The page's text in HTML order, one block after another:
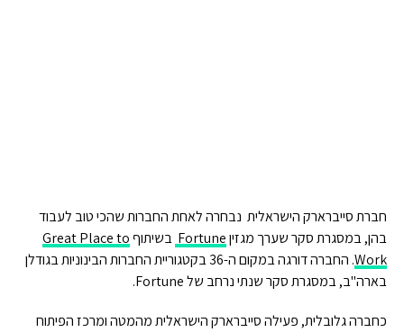
חברת סייברארק הישראלית נבחרה לאחת החברות שהכי טוב לעבוד
בהן, במסגרת סקר שערך מגזיןFortune בשיתוףGreat Place to
Work
. החברה דורגה במקום ה-36 בקטגוריית החברות הבינוניות בגודלן
בארה"ב, במסגרת סקר שנתי נרחב של Fortune.
כחברה גלובלית, פעילה סייברארק הישראלית מהמטה ומרכז הפיתוח